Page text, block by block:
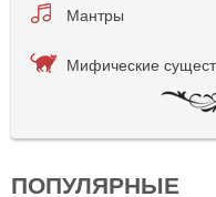
Мантры
Мифические
ПОПУЛЯРНЫЕ